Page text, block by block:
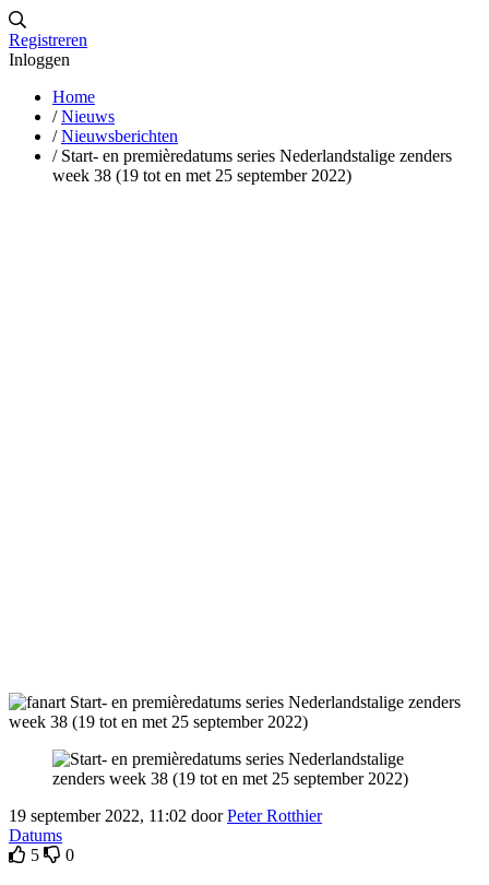
Registreren
Inloggen
Home
/ Nieuws
/ Nieuwsberichten
/ Start- en premièredatums series Nederlandstalige zenders
week 38 (19 tot en met 25 september 2022)
19 september 2022, 11:02 doorPeter Rotthier
Datums
5
0